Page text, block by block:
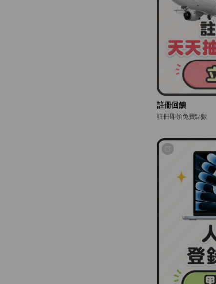
註冊回饋
註冊即領免費點數